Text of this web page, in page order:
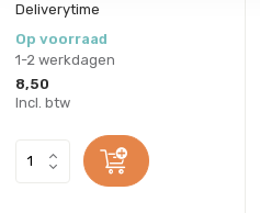
Deliverytime
Op voorraad
1-2 werkdagen
8,50
Incl. btw